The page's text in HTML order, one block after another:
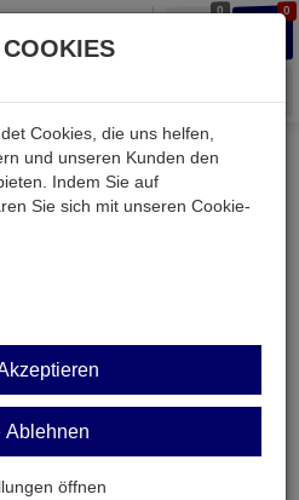
0 0
electronic
Bauteile aktiv
1,3W TO126
Cookies, die uns helfen,
und unseren Kunden den
Indem Sie auf
Sie sich mit unseren Cookie-
Ablehnen
öffnen